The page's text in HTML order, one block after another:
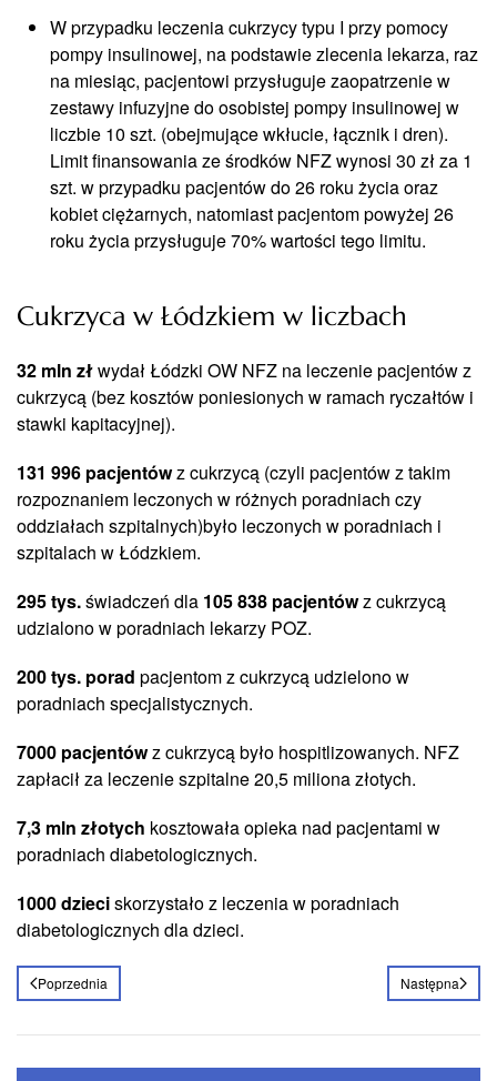
W przypadku leczenia cukrzycy typu I przy pomocy
pompy insulinowej, na podstawie zlecenia lekarza, raz
na miesiąc, pacjentowi przysługuje zaopatrzenie w
zestawy infuzyjne do osobistej pompy insulinowej w
liczbie 10 szt. (obejmujące wkłucie, łącznik i dren).
Limit finansowania ze środków NFZ wynosi 30 zł za 1
szt. w przypadku pacjentów do 26 roku życia oraz
kobiet ciężarnych, natomiast pacjentom powyżej 26
roku życia przysługuje 70% wartości tego limitu.
Cukrzyca w Łódzkiem w liczbach
32 mln złwydał Łódzki OW NFZ na leczenie pacjentów z
cukrzycą (bez kosztów poniesionych w ramach ryczałtów i
stawki kapitacyjnej).
131 996 pacjentówz cukrzycą (czyli pacjentów z takim
rozpoznaniem leczonych w różnych poradniach czy
oddziałach szpitalnych)było leczonych w poradniach i
szpitalach w Łódzkiem.
295 tys.świadczeń dla 105 838 pacjentówz cukrzycą
udzialono w poradniach lekarzy POZ.
200 tys. porad pacjentom z cukrzycą udzielono w
poradniach specjalistycznych.
7000 pacjentówz cukrzycą było hospitlizowanych. NFZ
zapłacił za leczenie szpitalne 20,5 miliona złotych.
7,3 mln złotych kosztowała opieka nad pacjentami w
poradniach diabetologicznych.
1000 dzieciskorzystało z leczenia w poradniach
diabetologicznych dla dzieci.
Poprzednia Następna